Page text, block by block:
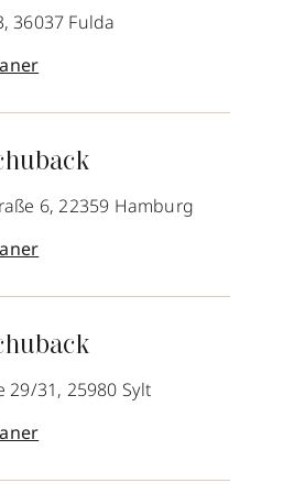
36037 Fulda
6, 22359 Hamburg
29/31, 25980 Sylt